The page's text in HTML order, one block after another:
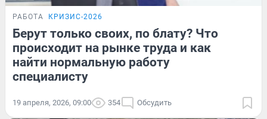
РАБОТА КРИЗИС-2026
Берут только своих, по блату? Что
происходит на рынке труда и как
найти нормальную работу
специалисту
19 апреля, 2026, 09:00 354 Обсудить